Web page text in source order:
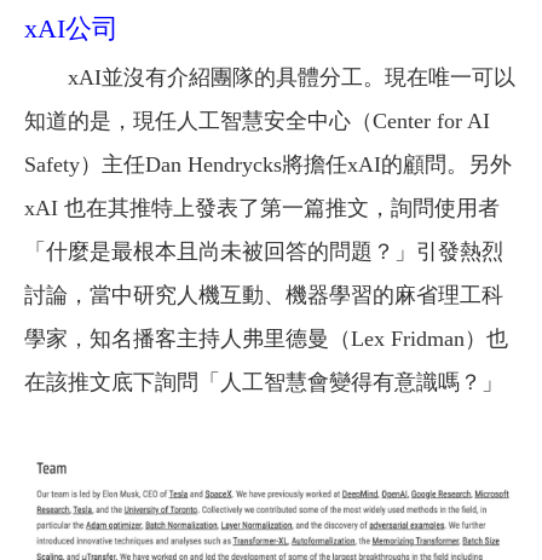
xAI公司
xAI並沒有介紹團隊的具體分工。現在唯一可以
知道的是，現任人工智慧安全中心（Center for AI
Safety）主任Dan Hendrycks將擔任xAI的顧問。另外
xAI 也在其推特上發表了第一篇推文，詢問使用者
「什麼是最根本且尚未被回答的問題？」引發熱烈
討論，當中研究人機互動、機器學習的麻省理工科
學家，知名播客主持人弗里德曼（Lex Fridman）也
在該推文底下詢問「人工智慧會變得有意識嗎？」